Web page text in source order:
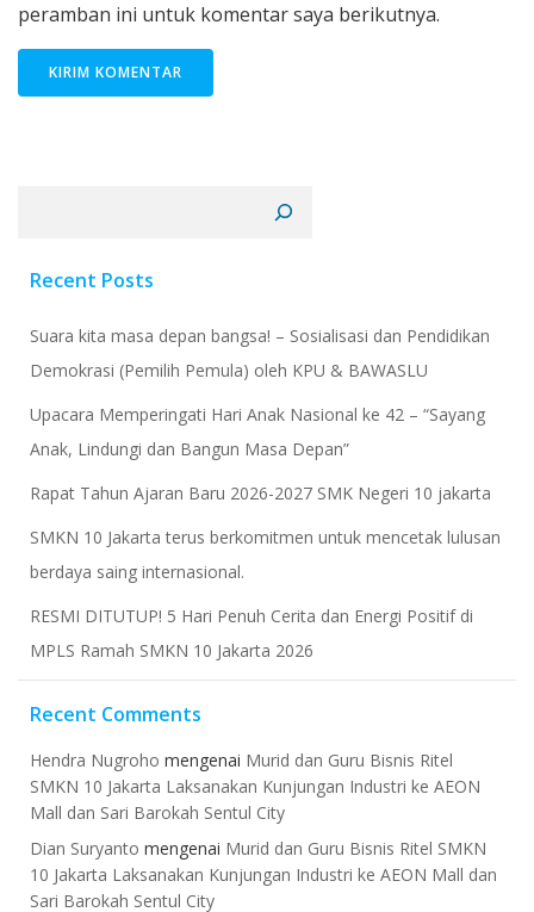
peramban ini untuk komentar saya berikutnya.
Recent Posts
Suara kita masa depan bangsa! – Sosialisasi dan Pendidikan
Demokrasi (Pemilih Pemula) oleh KPU & BAWASLU
Upacara Memperingati Hari Anak Nasional ke 42 – “Sayang
Anak, Lindungi dan Bangun Masa Depan”
Rapat Tahun Ajaran Baru 2026-2027 SMK Negeri 10 jakarta
​SMKN 10 Jakarta terus berkomitmen untuk mencetak lulusan
berdaya saing internasional.
RESMI DITUTUP! 5 Hari Penuh Cerita dan Energi Positif di
MPLS Ramah SMKN 10 Jakarta 2026
Recent Comments
Hendra Nugroho mengenai Murid dan Guru Bisnis Ritel
SMKN 10 Jakarta Laksanakan Kunjungan Industri ke AEON
Mall dan Sari Barokah Sentul City
Dian Suryanto mengenai Murid dan Guru Bisnis Ritel SMKN
10 Jakarta Laksanakan Kunjungan Industri ke AEON Mall dan
Sari Barokah Sentul City